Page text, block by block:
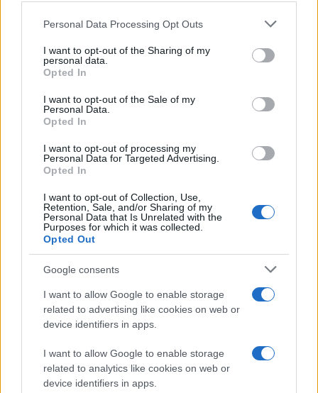
Please note that this website/app uses one or more Google
not limited to your visit or usage behaviour. You may click to
grant or deny consent to Google and its third-party tags to
use your data for below specified purposes in below Google
consent section.
Personal Data Processing Opt Outs
I want to opt-out of the Sharing of my
personal data.
Opted In
I want to opt-out of the Sale of my
Personal Data.
Opted In
I want to opt-out of processing my
Personal Data for Targeted Advertising.
Opted In
I want to opt-out of Collection, Use,
Retention, Sale, and/or Sharing of my
Personal Data that Is Unrelated with the
Purposes for which it was collected.
Opted Out
Google consents
I want to allow Google to enable storage
related to advertising like cookies on web or
device identifiers in apps.
I want to allow Google to enable storage
related to analytics like cookies on web or
device identifiers in apps.
Κατά τα άλλα, περιλαμβάνει κάμερα 1.3MP,
αποθηκευτικό χώρο 16GB, WiFi 802.11 b/g/n, Bluetooth,
3G, έξοδο HDMI, δύο ενσωματωμένα ηχεία,
μικρόφωνο, θύρα USB και SD memory card reader.
Ακόμη, η μπαταρία του δίνει αυτονομία 7 ώρες, ενώ ο
προκαθορισμένος browser είναι οOpera Mobile
υποστήριξη τουAdobe Flash 10.1. Δείτε παρακάτω το
video-παρουσίαση:
Στο πακέτο περιλαμβάνονται και διάφορα
προεγκατεστημένα προγράμματα για να βοηθήσουν